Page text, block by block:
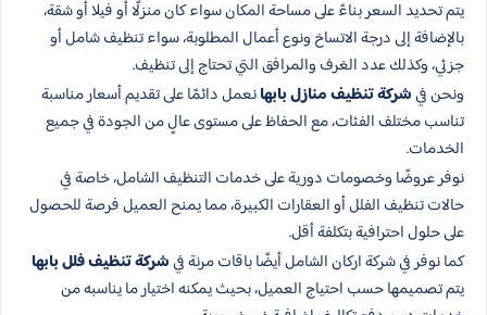
يتم تحديد السعر بناءً على مساحة المكان سواء كان منزلًا أو فيلا أو شقة،
بالإضافة إلى درجة الاتساخ ونوع أعمال المطلوبة، سواء تنظيف شامل أو
جزئي، وكذلك عدد الغرف والمرافق التي تحتاج إلى تنظيف.
ونحن فيشركة تنظيف منازل بابهانعمل دائمًا على تقديم أسعار مناسبة
تناسب مختلف الفئات، مع الحفاظ على مستوى عالٍ من الجودة في جميع
الخدمات.
نوفر عروضًا وخصومات دورية على خدمات التنظيف الشامل، خاصة في
حالات تنظيف الفلل أو العقارات الكبيرة، مما يمنح العميل فرصة للحصول
على حلول احترافية بتكلفة أقل.
كما نوفر في شركة اركان الشامل أيضًا باقات مرنة فيشركة تنظيف فلل بابها
يتم تصميمها حسب احتياج العميل، بحيث يمكنه اختيار ما يناسبه من